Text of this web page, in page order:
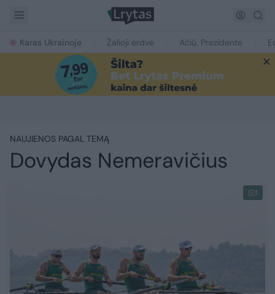
Karas Ukrainoje Žalioji erdvė Ačiū, Prezidente
NAUJIENOS PAGAL TEMĄ
Dovydas Nemeravičius
1